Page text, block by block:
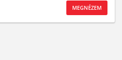
MEGNÉZEM